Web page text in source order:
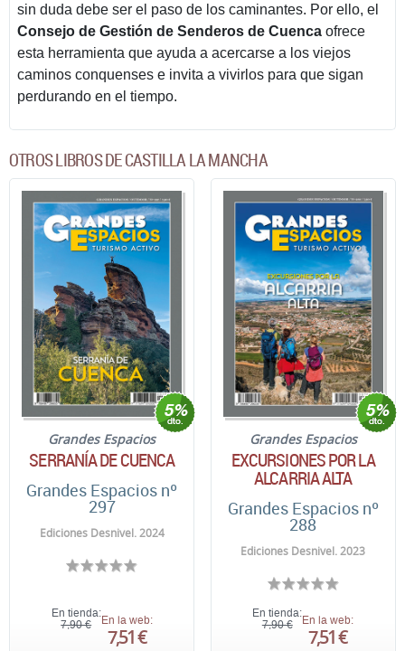
sin duda debe ser el paso de los caminantes. Por ello, el
Consejo de Gestión de Senderos de Cuenca ofrece
esta herramienta que ayuda a acercarse a los viejos
caminos conquenses e invita a vivirlos para que sigan
perdurando en el tiempo.
OTROS LIBROS DE CASTILLA LA MANCHA
Grandes Espacios
SERRANÍA DE CUENCA
Grandes Espacios nº
297
Ediciones Desnivel. 2024
En tienda:
7,90 €
En la web:
7,51 €
Grandes Espacios
EXCURSIONES POR LA
ALCARRIA ALTA
Grandes Espacios nº
288
Ediciones Desnivel. 2023
En tienda:
7,90 €
En la web:
7,51 €